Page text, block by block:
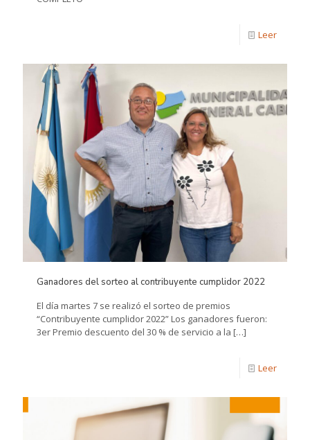
Leer
Ganadores del sorteo al contribuyente cumplidor 2022
El día martes 7 se realizó el sorteo de premios
“Contribuyente cumplidor 2022” Los ganadores fueron:
3er Premio descuento del 30 % de servicio a la […]
Leer